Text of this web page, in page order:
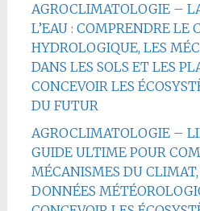
AGROCLIMATOLOGIE –
L’EAU : COMPRENDRE LE
HYDROLOGIQUE, LES
DANS LES SOLS ET LES
CONCEVOIR LES
DU FUTUR
AGROCLIMATOLOGIE –
GUIDE ULTIME POUR
MÉCANISMES DU
DONNÉES